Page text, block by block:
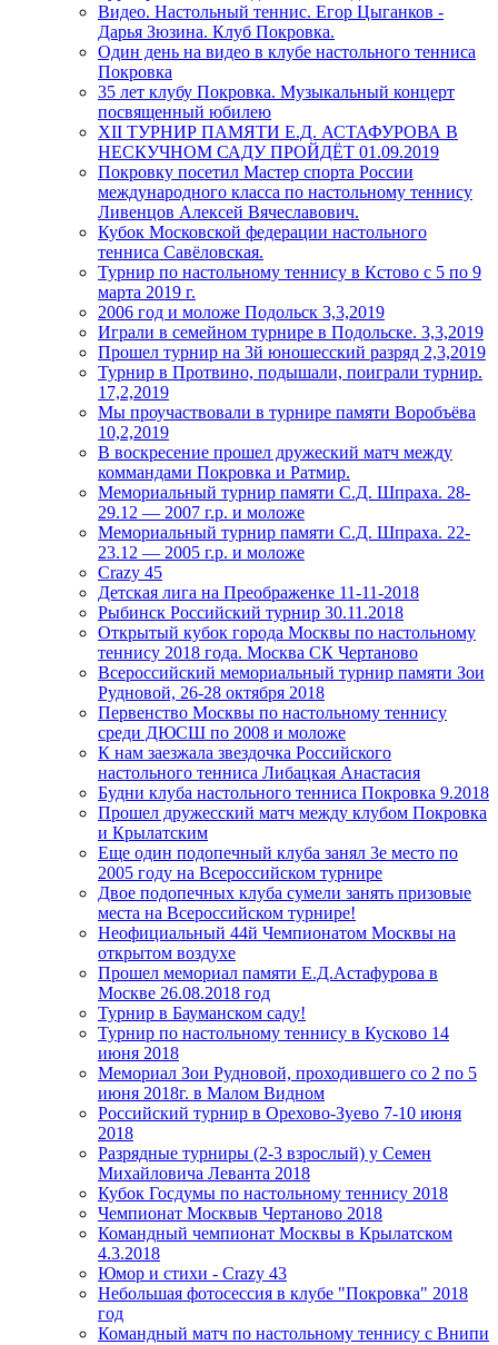
Видео. Настольный теннис. Егор Цыганков -
Дарья Зюзина. Клуб Покровка.
Один день на видео в клубе настольного тенниса
Покровка
35 лет клубу Покровка. Музыкальный концерт
посвященный юбилею
XII ТУРНИР ПАМЯТИ Е.Д. АСТАФУРОВА В
НЕСКУЧНОМ САДУ ПРОЙДЁТ 01.09.2019
Покровку посетил Мастер спорта России
международного класса по настольному теннису
Ливенцов Алексей Вячеславович.
Кубок Московской федерации настольного
тенниса Савёловская.
Турнир по настольному теннису в Кстово с 5 по 9
марта 2019 г.
2006 год и моложе Подольск 3,3,2019
Играли в семейном турнире в Подольске. 3,3,2019
Прошел турнир на 3й юношесский разряд 2,3,2019
Турнир в Протвино, подышали, поиграли турнир.
17,2,2019
Мы проучаствовали в турнире памяти Воробъёва
10,2,2019
В воскресение прошел дружеский матч между
коммандами Покровка и Ратмир.
Мемориальный турнир памяти С.Д. Шпраха. 28-
29.12 — 2007 г.р. и моложе
Мемориальный турнир памяти С.Д. Шпраха. 22-
23.12 — 2005 г.р. и моложе
Crazy 45
Детская лига на Преображенке 11-11-2018
Рыбинск Российский турнир 30.11.2018
Открытый кубок города Москвы по настольному
теннису 2018 года. Москва СК Чертаново
Всероссийский мемориальный турнир памяти Зои
Рудновой, 26-28 октября 2018
Первенство Москвы по настольному теннису
среди ДЮСШ по 2008 и моложе
К нам заезжала звездочка Российского
настольного тенниса Либацкая Анастасия
Будни клуба настольного тенниса Покровка 9.2018
Прошел дружесский матч между клубом Покровка
и Крылатским
Еще один подопечный клуба занял 3е место по
2005 году на Всероссийском турнире
Двое подопечных клуба сумели занять призовые
места на Всероссийском турнире!
Неофициальный 44й Чемпионатом Москвы на
открытом воздухе
Прошел мемориал памяти Е.Д.Астафурова в
Москве 26.08.2018 год
Турнир в Бауманском саду!
Турнир по настольному теннису в Кусково 14
июня 2018
Мемориал Зои Рудновой, проходившего со 2 по 5
июня 2018г. в Малом Видном
Российский турнир в Орехово-Зуево 7-10 июня
2018
Разрядные турниры (2-3 взрослый) у Семен
Михайловича Леванта 2018
Кубок Госдумы по настольному теннису 2018
Чемпионат Москвыв Чертаново 2018
Командный чемпионат Москвы в Крылатском
4.3.2018
Юмор и стихи - Crazy 43
Небольшая фотосессия в клубе "Покровка" 2018
год
Командный матч по настольному теннису с Внипи